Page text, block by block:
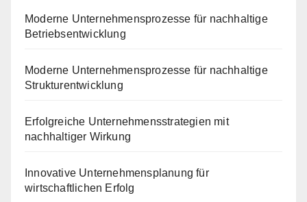
Moderne Unternehmensprozesse für nachhaltige
Betriebsentwicklung
Moderne Unternehmensprozesse für nachhaltige
Strukturentwicklung
Erfolgreiche Unternehmensstrategien mit
nachhaltiger Wirkung
Innovative Unternehmensplanung für
wirtschaftlichen Erfolg